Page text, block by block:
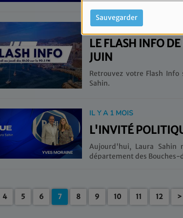
Sauvegarder
IL Y A 1 MOIS
LE FLASH INFO
JUIN
Retrouvez votre Flash
Sahin.
IL Y A 1 MOIS
L'INVITÉ
Aujourd'hui, Laura Sahin
département des Bouches-
4 5 6 7 8 9 10 11 12 >